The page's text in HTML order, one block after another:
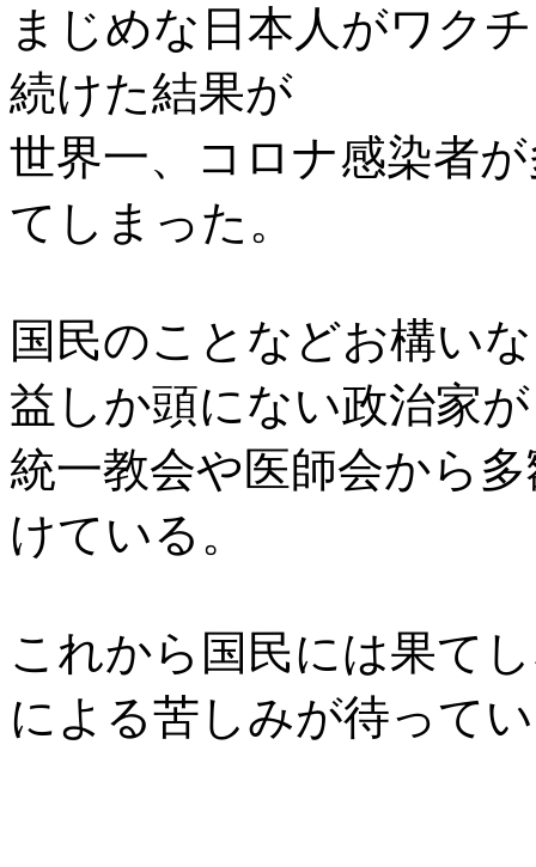
まじめな日本人がワク
続けた結果が
世界一、コロナ感染者
てしまった。
国民のことなどお構い
益しか頭にない政治家が
統一教会や医師会から
けている。
これから国民には果て
による苦しみが待って